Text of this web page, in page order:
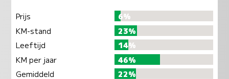
Prijs
6%
KM-stand
23%
Leeftijd
14%
KM per jaar
46%
Gemiddeld
22%